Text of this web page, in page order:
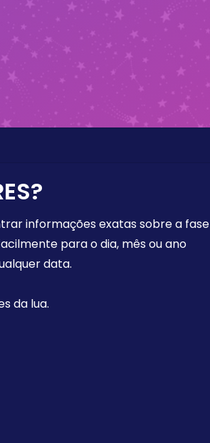
informações exatas sobre a fase
para o dia, mês ou ano
data.
da lua.